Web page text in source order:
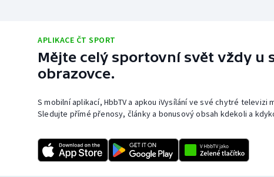
APLIKACE ČT SPORT
Mějte celý sportovní svět vždy u
obrazovce.
S mobilní aplikací, HbbTV a apkou iVysílání ve své chytré televizi
Sledujte přímé přenosy, články a bonusový obsah kdekoli a